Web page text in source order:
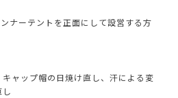
ナーテントを正面にして設営する方
キャップ帽の日焼け直し、汗による変